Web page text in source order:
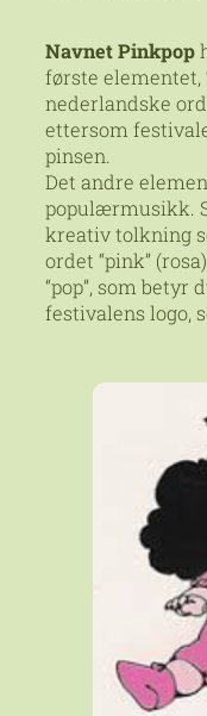
Navnet Pinkpop
første elementet,
nederlandske
ettersom
pinsen.
Det andre
populærmusikk.
kreativ tolkning
ordet “pink”
“pop”, som
festivalens logo,